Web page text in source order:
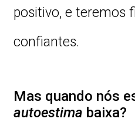
positivo, e teremos
confiantes.
Mas quando nós
autoestima baixa?